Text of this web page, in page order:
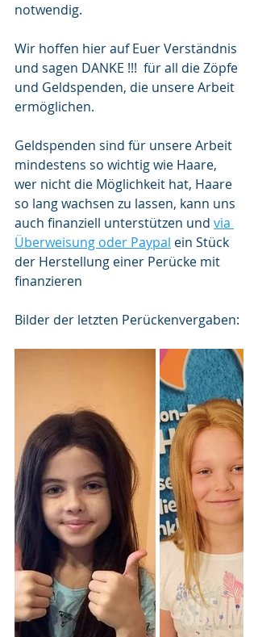
notwendig.
Wir hoffen hier auf Euer Verständnis
und sagen DANKE !!!  für all die Zöpfe
und Geldspenden, die unsere Arbeit
ermöglichen.
Geldspenden sind für unsere Arbeit
mindestens so wichtig wie Haare,
wer nicht die Möglichkeit hat, Haare
so lang wachsen zu lassen, kann uns
auch finanziell unterstützen und via
Überweisung oder Paypal ein Stück
der Herstellung einer Perücke mit
finanzieren
Bilder der letzten Perückenvergaben: